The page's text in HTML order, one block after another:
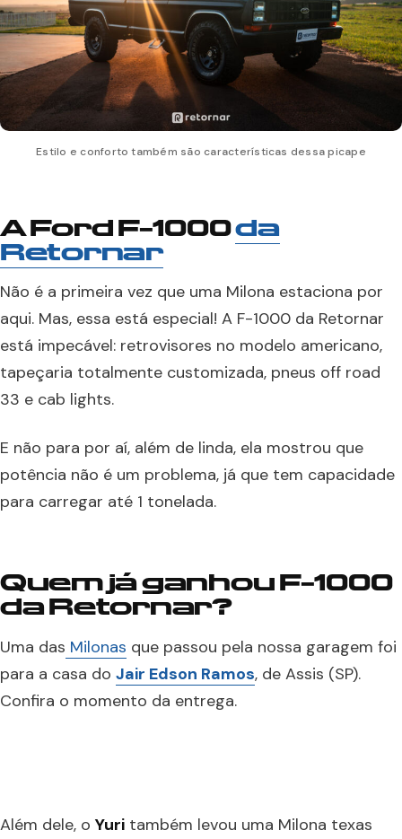
Estilo e conforto também são características dessa picape
A Ford F-1000da
Retornar
Não é a primeira vez que uma Milona estaciona por
aqui. Mas, essa está especial! A F-1000 da Retornar
está impecável: retrovisores no modelo americano,
tapeçaria totalmente customizada, pneus off road
33 e cab lights.
E não para por aí, além de linda, ela mostrou que
potência não é um problema, já que tem capacidade
para carregar até 1 tonelada.
Quem já ganhou F-1000
da Retornar?
Uma das Milonas que passou pela nossa garagem foi
para a casa do Jair Edson Ramos, de Assis (SP).
Confira o momento da entrega.
Além dele, o Yuri também levou uma Milona texas